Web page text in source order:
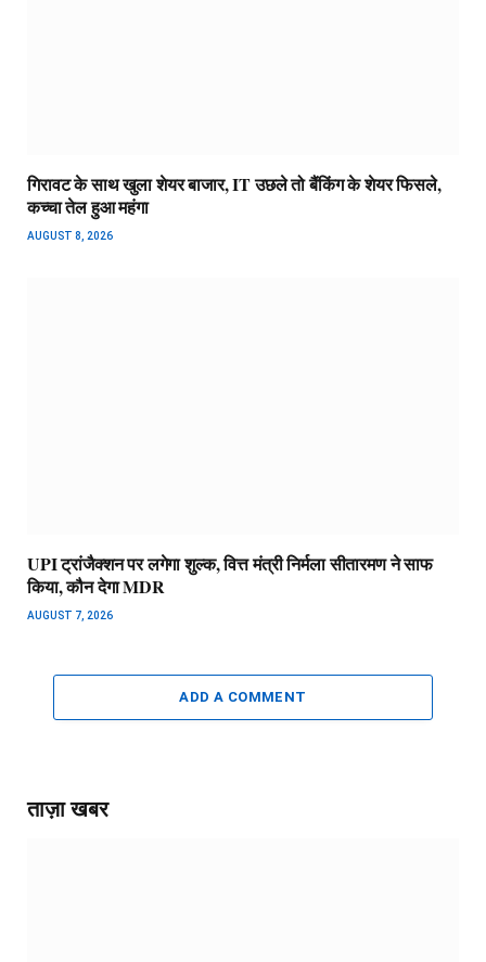
गिरावट के साथ खुला शेयर बाजार, IT उछले तो बैंकिंग के शेयर फिसले,
कच्चा तेल हुआ महंगा
AUGUST 8, 2026
UPI ट्रांजैक्शन पर लगेगा शुल्क, वित्त मंत्री निर्मला सीतारमण ने साफ
किया, कौन देगा MDR
AUGUST 7, 2026
ADD A COMMENT
ताज़ा खबर